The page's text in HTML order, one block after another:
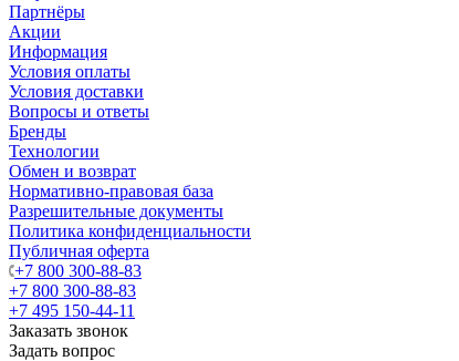
Партнёры
Акции
Информация
Условия оплаты
Условия доставки
Вопросы и ответы
Бренды
Технологии
Обмен и возврат
Нормативно-правовая база
Разрешительные документы
Политика конфиденциальности
Публичная оферта
+7 800 300-88-83
+7 800 300-88-83
+7 495 150-44-11
Заказать звонок
Задать вопрос